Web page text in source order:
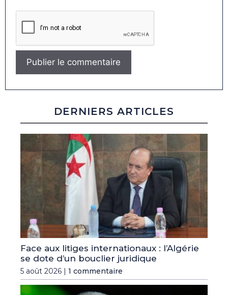
DERNIERS ARTICLES
Face aux litiges internationaux : l’Algérie
se dote d’un bouclier juridique
5 août 2026 | 1 commentaire